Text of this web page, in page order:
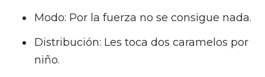
Modo: Por la fuerza no se consigue nada.
Distribución: Les toca dos caramelos por
niño.